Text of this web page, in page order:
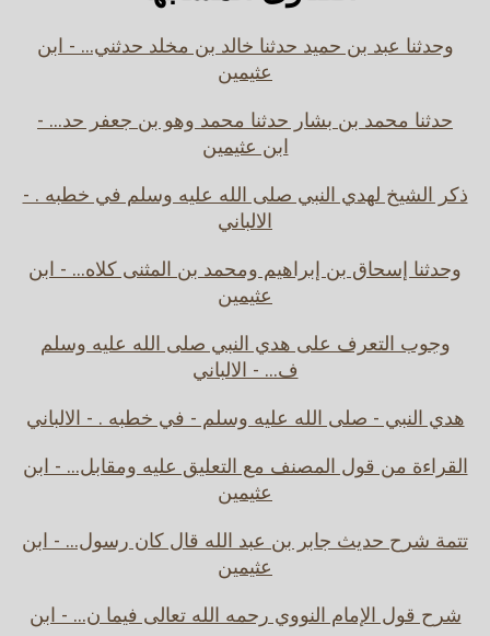
وحدثنا عبد بن حميد حدثنا خالد بن مخلد حدثني... - ابن
عثيمين
حدثنا محمد بن بشار حدثنا محمد وهو بن جعفر حد... -
ابن عثيمين
ذكر الشيخ لهدي النبي صلى الله عليه وسلم في خطبه . -
الالباني
وحدثنا إسحاق بن إبراهيم ومحمد بن المثنى كلاه... - ابن
عثيمين
وجوب التعرف على هدي النبي صلى الله عليه وسلم
ف... - الالباني
هدي النبي - صلى الله عليه وسلم - في خطبه . - الالباني
القراءة من قول المصنف مع التعليق عليه ومقابل... - ابن
عثيمين
تتمة شرح حديث جابر بن عبد الله قال كان رسول... - ابن
عثيمين
شرح قول الإمام النووي رحمه الله تعالى فيما ن... - ابن